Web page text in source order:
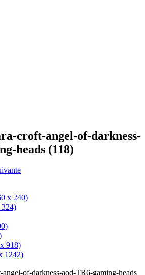
croft-angel-of-darkness-
heads (118)
x 240)
918)
1242)